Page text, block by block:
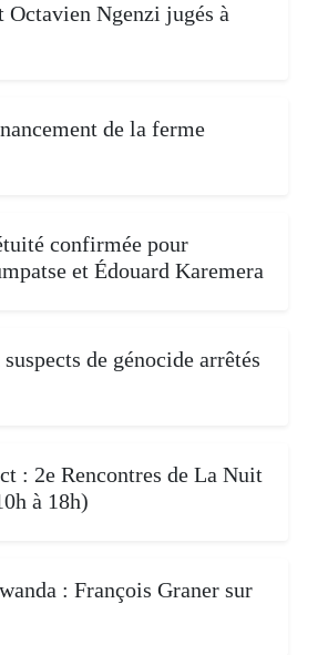
Octavien Ngenzi jugés à
de la ferme
confirmée pour
et Édouard Karemera
de génocide arrêtés
: 2e Rencontres de La Nuit
à 18h)
: François Graner sur